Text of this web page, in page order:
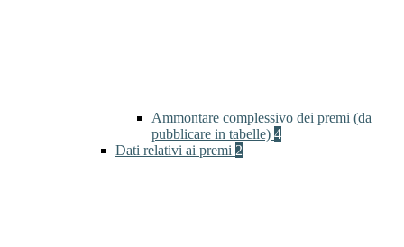
Ammontare complessivo dei premi (da
pubblicare in tabelle) 4
Dati relativi ai premi 2